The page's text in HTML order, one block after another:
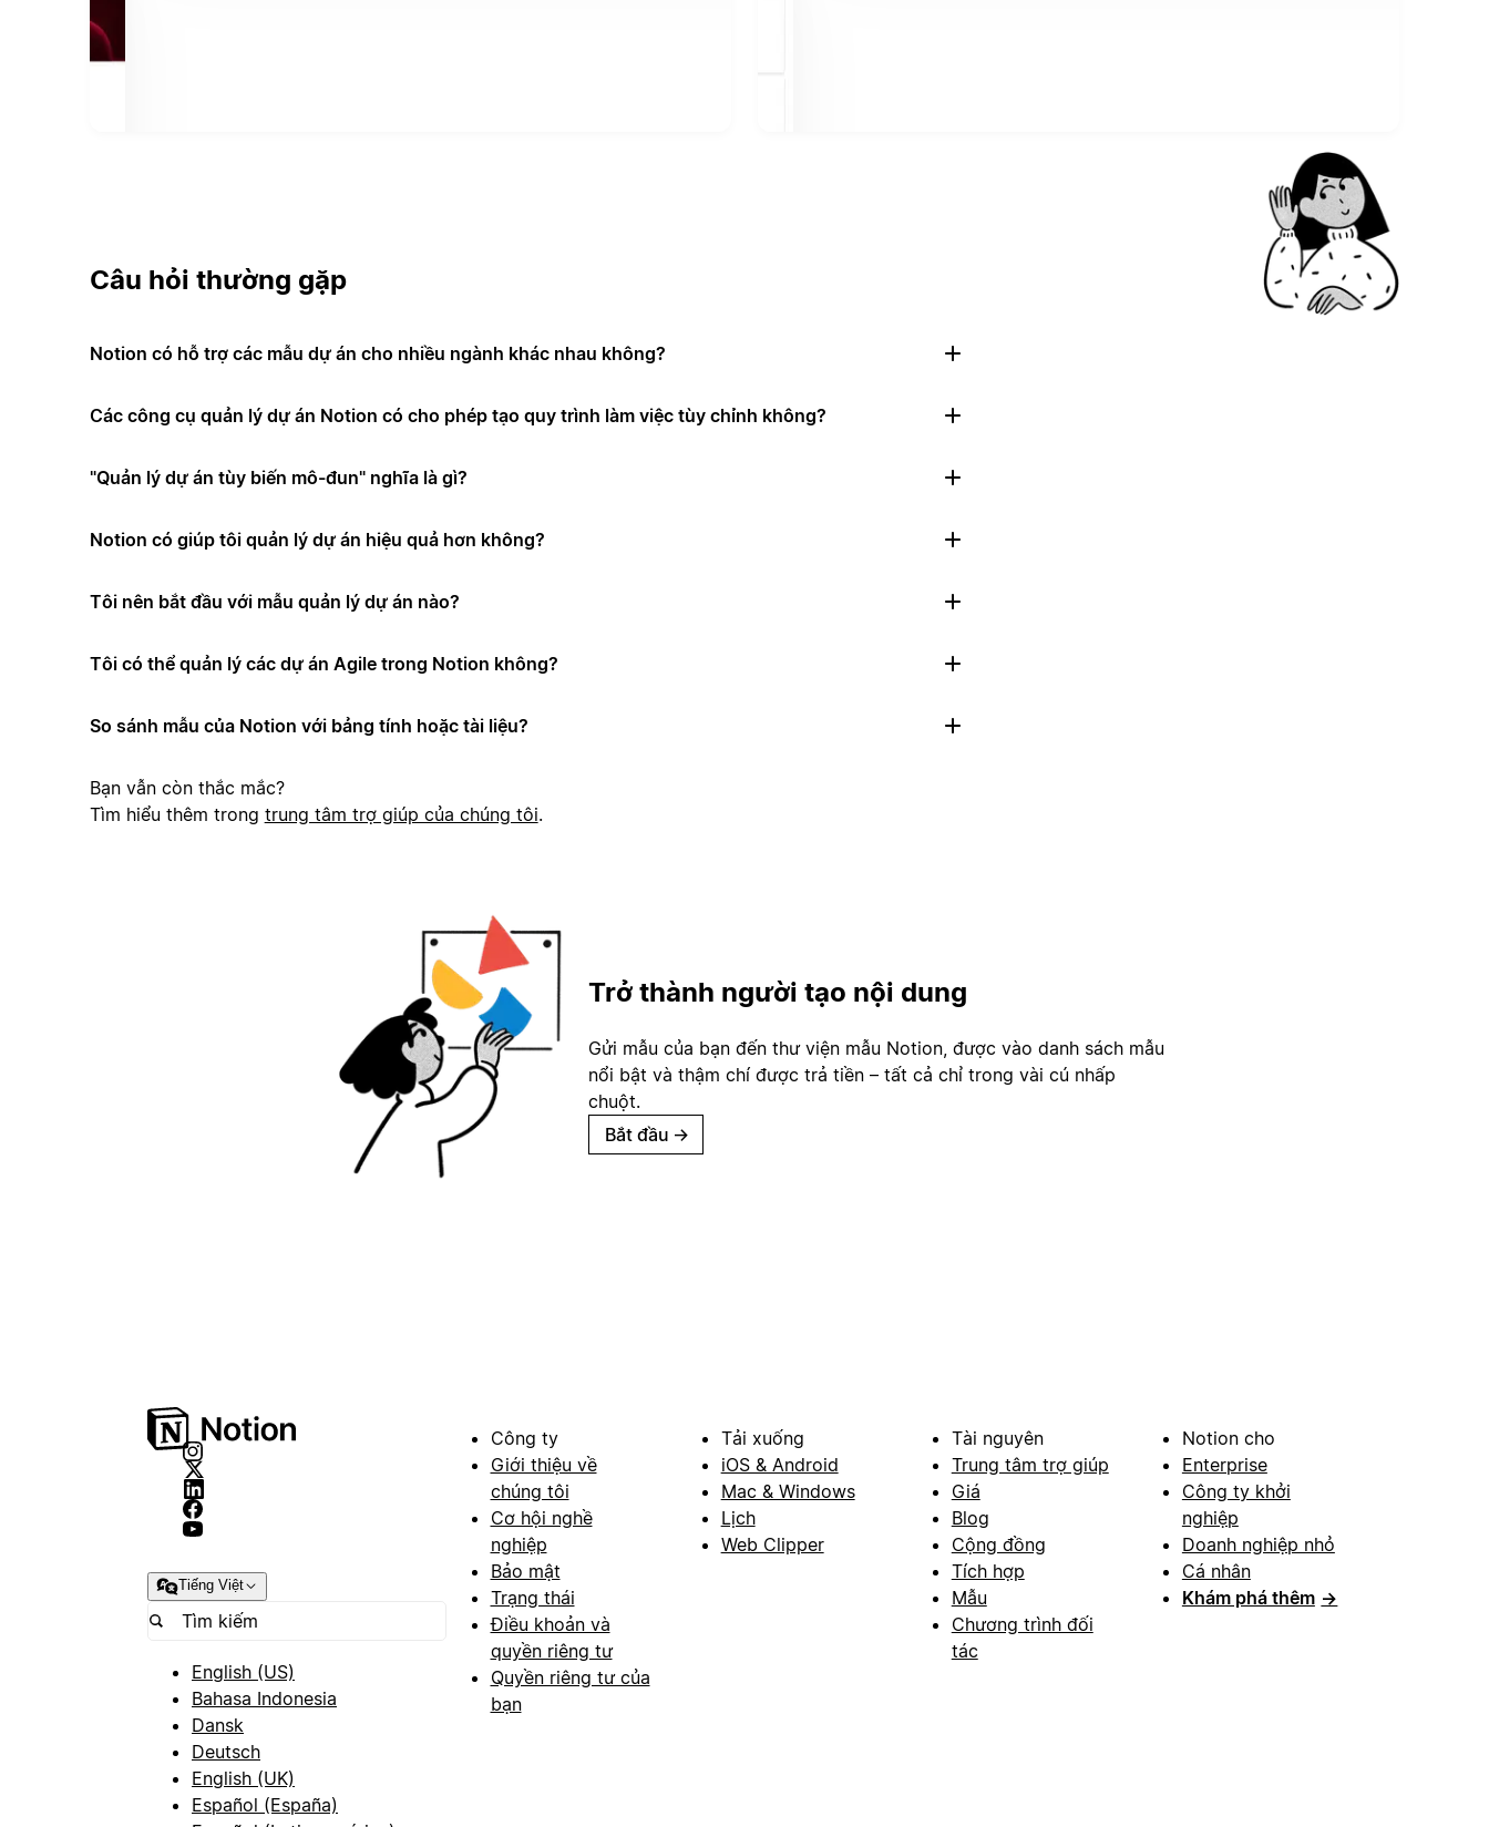
Câu hỏi thường gặp
Notion có hỗ trợ các mẫu dự án cho nhiều ngành khác nhau không?
Các công cụ quản lý dự án Notion có cho phép tạo quy trình làm việc tùy chỉnh không?
"Quản lý dự án tùy biến mô-đun" nghĩa là gì?
Notion có giúp tôi quản lý dự án hiệu quả hơn không?
Tôi nên bắt đầu với mẫu quản lý dự án nào?
Tôi có thể quản lý các dự án Agile trong Notion không?
So sánh mẫu của Notion với bảng tính hoặc tài liệu?
Bạn vẫn còn thắc mắc?
Tìm hiểu thêm trong trung tâm trợ giúp của chúng tôi.
Trở thành người tạo nội dung
Gửi mẫu của bạn đến thư viện mẫu Notion, được vào danh sách mẫu
nổi bật và thậm chí được trả tiền – tất cả chỉ trong vài cú nhấp
chuột.
Bắt đầu →
Tiếng Việt
English (US)
Bahasa Indonesia
Dansk
Deutsch
English (UK)
Español (España)
Công ty
Giới thiệu về
chúng tôi
Cơ hội nghề
nghiệp
Bảo mật
Trạng thái
Điều khoản và
quyền riêng tư
Quyền riêng tư của
bạn
Tải xuống
iOS & Android
Mac & Windows
Lịch
Web Clipper
Tài nguyên
Trung tâm trợ giúp
Giá
Blog
Cộng đồng
Tích hợp
Mẫu
Chương trình đối
tác
Notion cho
Enterprise
Công ty khởi
nghiệp
Doanh nghiệp nhỏ
Cá nhân
Khám phá thêm →